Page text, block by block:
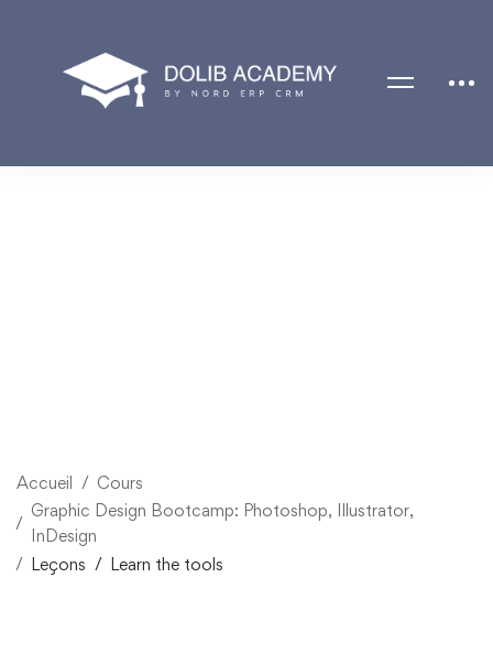
Accueil
Cours
Graphic Design Bootcamp: Photoshop, Illustrator,
InDesign
Leçons
Learn the tools